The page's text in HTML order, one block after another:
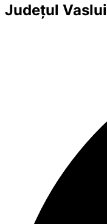
Județul Vaslui